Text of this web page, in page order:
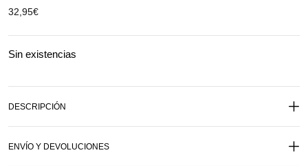
32,95€
Sin existencias
DESCRIPCIÓN
ENVÍO Y DEVOLUCIONES